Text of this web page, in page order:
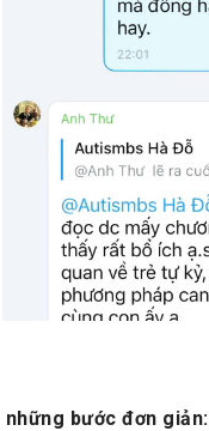
bước đơn giản: